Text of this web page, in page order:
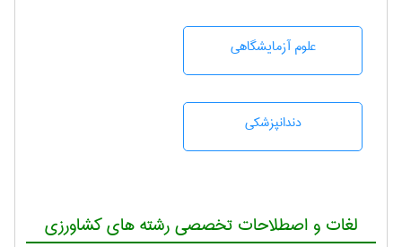
علوم آزمايشگاهی
دندانپزشكی
لغات و اصطلاحات تخصصی رشته های کشاورزی